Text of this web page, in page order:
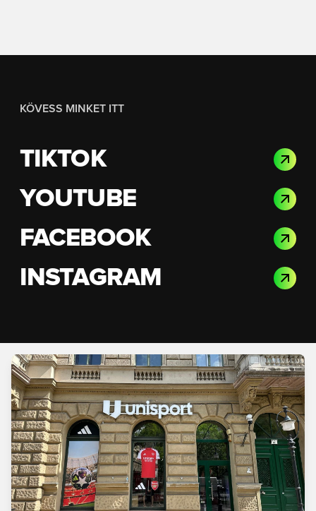
KÖVESS MINKET ITT
TIKTOK
YOUTUBE
FACEBOOK
INSTAGRAM